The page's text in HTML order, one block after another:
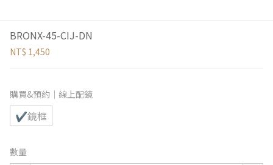
BRONX-45-CIJ-DN
NT$ 1,450
購買&預約｜線上配鏡
✔鏡框
數量